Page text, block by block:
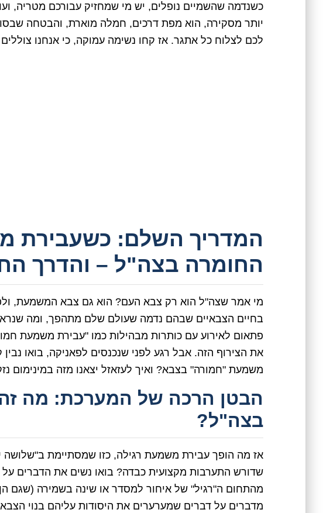
כשנדמה שהשמיים נופלים, יש מי שמחזיק עבורכם מטריה,
יותר מסקירה, הוא מפת דרכים, חמלה מוארת, והבטחה
לכם לצלוח כל אתגר. אז קחו נשימה עמוקה, כי אנחנו
המדריך השלם: כשעבירת
החומרה בצה"ל – והדרך
מי אמר שצה"ל הוא רק צבא העם? הוא גם צבא המשמעת,
בחיים הצבאיים שבהם נדמה שעולם שלם מתהפך, ומה
פתאום לאירוע עם כותרות מבהילות כמו "עבירת משמעת
את הצירוף הזה. אבל רגע לפני שנכנסים לפאניקה, בואו
משמעת "חמורה" בצבא? ואיך לעזאזל יצאנו מזה במינימום
הבטן הרכה של המערכת: מה
בצה"ל?
אז מה הופך עבירת משמעת רגילה, כזו שמסתיימת ב"שלושה
שדורש התערבות מקצועית כבדה? בואו נשים את הדברים על
מהתחום ה"רגיל" של איחור למסדר או שינה בשמירה (שגם הן
מדברים על דברים שמערערים את היסודות עליהם בנוי